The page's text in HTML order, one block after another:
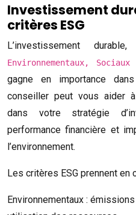
Investissement
critères ESG
L’investissement
Environnementaux,
gagne en importance
conseiller peut vous aider
dans votre stratégie
performance financière et
l’environnement.
Les critères ESG prennent en
Environnementaux :